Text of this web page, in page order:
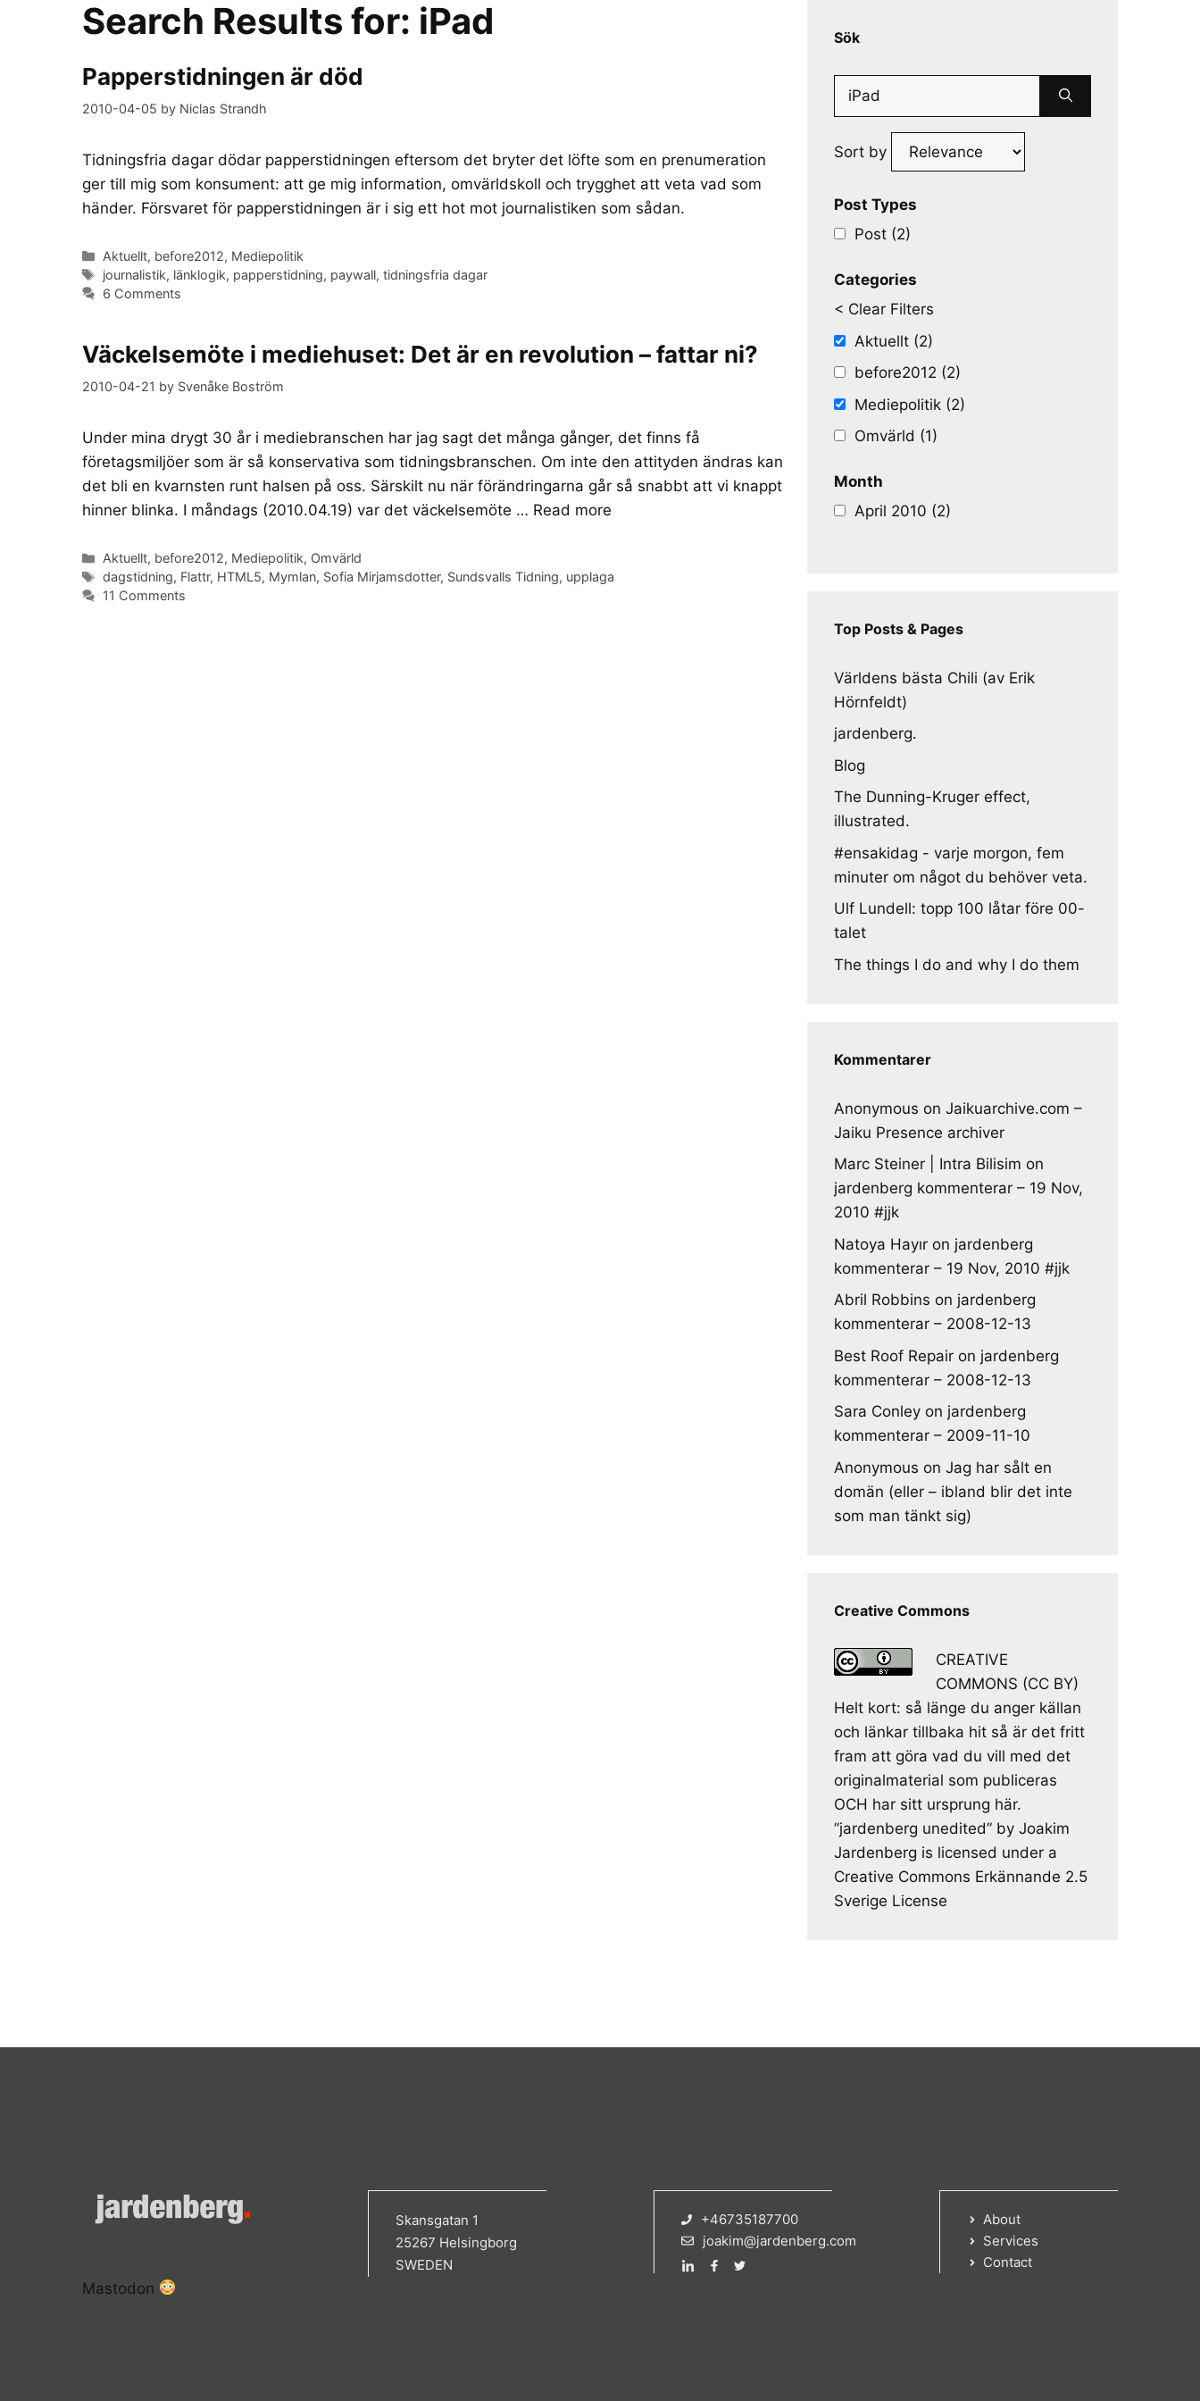
Search Results for: iPad
Papperstidningen är död
2010-04-05 by Niclas Strandh
Tidningsfria dagar dödar papperstidningen eftersom det bryter det löfte som en prenumeration
ger till mig som konsument: att ge mig information, omvärldskoll och trygghet att veta vad som
händer. Försvaret för papperstidningen är i sig ett hot mot journalistiken som sådan.
Categories
Aktuellt, before2012, Mediepolitik
Tags
journalistik, länklogik, papperstidning, paywall,tidningsfria dagar
6 Comments
Väckelsemöte i mediehuset: Det är en revolution – fattar ni?
2010-04-21 by Svenåke Boström
Under mina drygt 30 år i mediebranschen har jag sagt det många gånger, det finns få
företagsmiljöer som är så konservativa som tidningsbranschen. Om inte den attityden ändras kan
det bli en kvarnsten runt halsen på oss. Särskilt nu när förändringarna går så snabbt att vi knappt
hinner blinka. I måndags (2010.04.19) var det väckelsemöte … Read more
Categories
Aktuellt, before2012, Mediepolitik, Omvärld
Tags
dagstidning, Flattr, HTML5, Mymlan, Sofia Mirjamsdotter, Sundsvalls Tidning, upplaga
11 Comments
Sök
Search
Sort by
Post Types
Post (2)
Categories
< Clear Filters
Aktuellt (2)
before2012 (2)
Mediepolitik (2)
Omvärld (1)
Month
April 2010 (2)
Top Posts & Pages
Världens bästa Chili (av Erik
Hörnfeldt)
jardenberg.
Blog
The Dunning-Kruger effect,
illustrated.
#ensakidag - varje morgon, fem
minuter om något du behöver veta.
Ulf Lundell: topp 100 låtar före 00-
talet
The things I do and why I do them
Kommentarer
Anonymous on Jaikuarchive.com –
Jaiku Presence archiver
Marc Steiner | Intra Bilisim on
jardenberg kommenterar – 19 Nov,
2010 #jjk
Natoya Hayır on jardenberg
kommenterar – 19 Nov, 2010 #jjk
Abril Robbins on jardenberg
kommenterar – 2008-12-13
Best Roof Repair on jardenberg
kommenterar – 2008-12-13
Sara Conley on jardenberg
kommenterar – 2009-11-10
Anonymous on Jag har sålt en
domän (eller – ibland blir det inte
som man tänkt sig)
Creative Commons
CREATIVE
COMMONS (CC BY)
Helt kort: så länge du anger källan
och länkar tillbaka hit så är det fritt
fram att göra vad du vill med det
originalmaterial som publiceras
OCH har sitt ursprung här.
”jardenberg unedited” by Joakim
Jardenberg is licensed under a
Creative Commons Erkännande 2.5
Sverige License
Skansgatan 1
25267 Helsingborg
SWEDEN
+46735187700
joakim@jardenberg.com
About
Services
Contact
Mastodon